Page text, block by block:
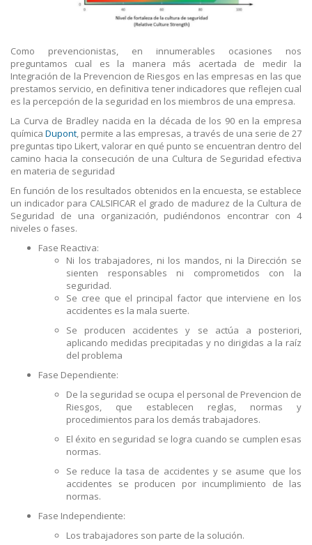
Como prevencionistas, en innumerables ocasiones nos
preguntamos cual es la manera más acertada de medir la
Integración de la Prevencion de Riesgos en las empresas en las que
prestamos servicio, en definitiva tener indicadores que reflejen cual
es la percepción de la seguridad en los miembros de una empresa.
La Curva de Bradley nacida en la década de los 90 en la empresa
químicaDupont, permite a las empresas, a través de una serie de 27
preguntas tipo Likert, valorar en qué punto se encuentran dentro del
camino hacia la consecución de una Cultura de Seguridad efectiva
en materia de seguridad
En función de los resultados obtenidos en la encuesta, se establece
un indicador para CALSIFICAR el grado de madurez de la Cultura de
Seguridad de una organización, pudiéndonos encontrar con 4
niveles o fases.
Fase Reactiva:
Ni los trabajadores, ni los mandos, ni la Dirección se
sienten responsables ni comprometidos con la
seguridad.
Se cree que el principal factor que interviene en los
accidentes es la mala suerte.
Se producen accidentes y se actúa a posteriori,
aplicando medidas precipitadas y no dirigidas a la raíz
del problema
Fase Dependiente:
De la seguridad se ocupa el personal de Prevencion de
Riesgos, que establecen reglas, normas y
procedimientos para los demás trabajadores.
El éxito en seguridad se logra cuando se cumplen esas
normas.
Se reduce la tasa de accidentes y se asume que los
accidentes se producen por incumplimiento de las
normas.
Fase Independiente:
Los trabajadores son parte de la solución.